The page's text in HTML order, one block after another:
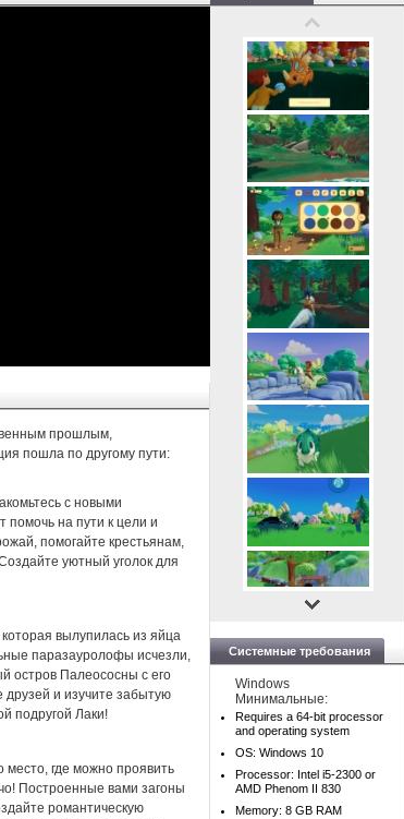
прошлым,
пошла по другому пути:
с новыми
на пути к цели и
помогайте крестьянам,
уютный уголок для
вылупилась из яйца
паразауролофы исчезли,
остров Палеососны с его
и изучите забытую
подругой Лаки!
где можно проявить
Построенные вами загоны
романтическую
Системные требования
Windows
Минимальные:
Requires a 64-bit processor
and operating system
OS: Windows 10
Processor: Intel i5-2300 or
AMD Phenom II 830
Memory: 8 GB RAM